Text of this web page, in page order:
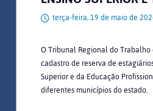
terça-feira, 19 de maio de
O Tribunal Regional do Trabalho
cadastro de reserva de
Superior e da Educação
diferentes municípios do estado.